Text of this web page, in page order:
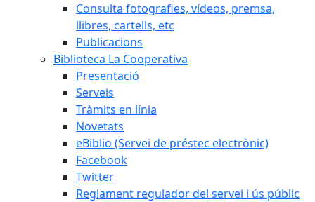
Consulta fotografies, vídeos, premsa,
llibres, cartells, etc
Publicacions
Biblioteca La Cooperativa
Presentació
Serveis
Tràmits en línia
Novetats
eBiblio (Servei de préstec electrònic)
Facebook
Twitter
Reglament regulador del servei i ús públic